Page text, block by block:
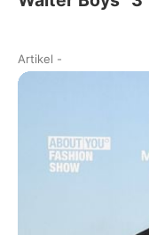
Artikel -